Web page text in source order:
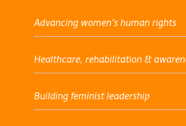
Advancing women’s human rights
Healthcare, rehabilitation &
Building feminist leadership